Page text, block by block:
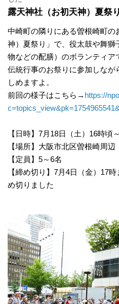
露天神社（お初天神）夏祭
中崎町の隣りにある曽根崎町の
神）夏祭り」で、役太鼓や舞獅
物などの配膳）のボランティア
伝統行事のお祭りに参加しなが
しめますよ。
前回の様子はこちら→ https://
【日時】7月18日（土）16時頃
【場所】大阪市北区曽根崎周辺
【定員】5～6名
【締め切り】7月4日（金）
め切りました